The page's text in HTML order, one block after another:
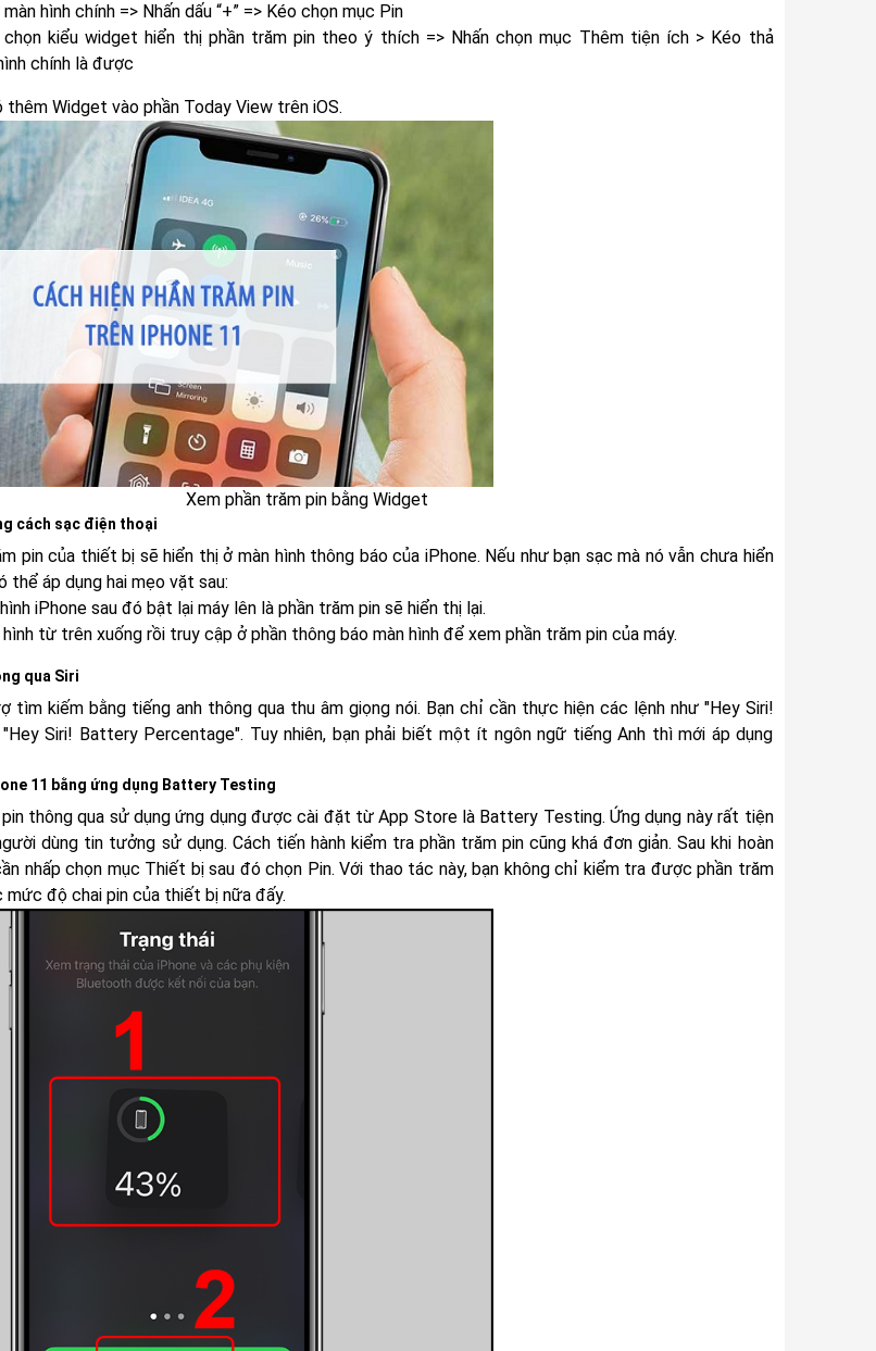
hình chính => Nhấn dấu “+” => Kéo chọn mục Pin
chọn kiểu widget hiển thị phần trăm pin theo ý thích => Nhấn chọn mục Thêm tiện ích > Kéo thả
chính là được
thêm Widget vào phần Today View trên iOS.
Xem phần trăm pin bằng Widget
cách sạc điện thoại
pin của thiết bị sẽ hiển thị ở màn hình thông báo của iPhone. Nếu như bạn sạc mà nó vẫn chưa hiển
thể áp dụng hai mẹo vặt sau:
iPhone sau đó bật lại máy lên là phần trăm pin sẽ hiển thị lại.
hình từ trên xuống rồi truy cập ở phần thông báo màn hình để xem phần trăm pin của máy.
qua Siri
tìm kiếm bằng tiếng anh thông qua thu âm giọng nói. Bạn chỉ cần thực hiện các lệnh như "Hey Siri!
Siri! Battery Percentage". Tuy nhiên, bạn phải biết một ít ngôn ngữ tiếng Anh thì mới áp dụng
11 bằng ứng dụng Battery Testing
thông qua sử dụng ứng dụng được cài đặt từ App Store là Battery Testing. Ứng dụng này rất tiện
dùng tin tưởng sử dụng. Cách tiến hành kiểm tra phần trăm pin cũng khá đơn giản. Sau khi hoàn
nhấp chọn mục Thiết bị sau đó chọn Pin. Với thao tác này, bạn không chỉ kiểm tra được phần trăm
độ chai pin của thiết bị nữa đấy.